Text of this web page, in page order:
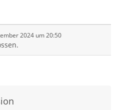
2024 um 20:50